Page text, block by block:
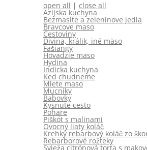
open all | close all
Azijska kuchyna
Bezmasite a zeleninove jedla
Bravcove maso
Cestoviny
Divina, králik, iné mäso
Fašiangy
Hovadzie maso
Hydina
Indicka kuchyna
Ked chudneme
Mlete maso
Mucniky
Babovky
Kysnute cesto
Pohare
Piškót s malinami
Ovocný liaty koláč
Krehký rebarbový koláč zo
Rebarborové rožteky
Svieža citrónová torta s